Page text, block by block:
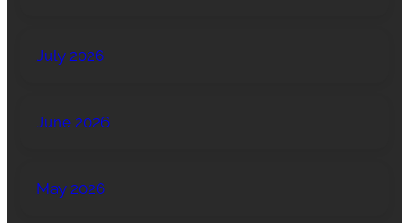
July 2026
June 2026
May 2026